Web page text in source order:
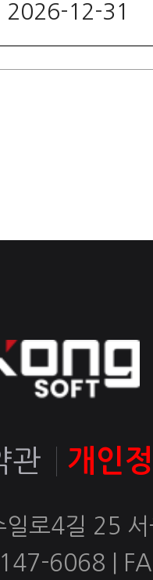
12-31
관 개인
일로4길 25
6068 |